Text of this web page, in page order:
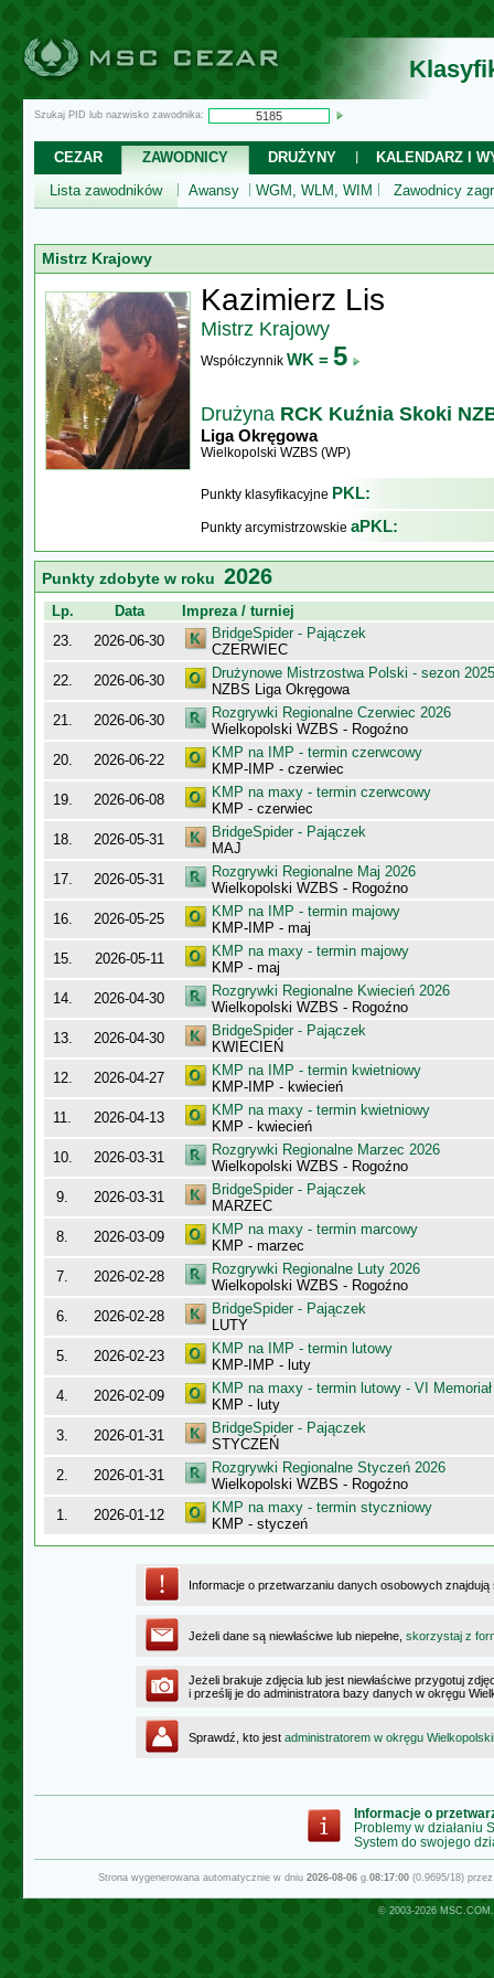
Szukaj PID lub nazwisko zawodnika:
CEZAR ZAWODNICY DRUŻYNY
KALENDARZ I
Lista zawodników
Awansy WGM, WLM, WIM Zawodnicy
Mistrz Krajowy
Kazimierz Lis
Mistrz Krajowy
Współczynnik WK = 5
Drużyna RCK Kuźnia Skoki
Liga Okręgowa
Wielkopolski WZBS (WP)
Punkty klasyfikacyjne PKL:
Punkty arcymistrzowskie aPKL:
Punkty zdobyte w roku 2026
Lp. Data
Impreza / turniej
23.
2026-06-30
BridgeSpider - Pajączek
CZERWIEC
22.
2026-06-30
Drużynowe Mistrzostwa Polski - sezon
NZBS Liga Okręgowa
21.
2026-06-30
Rozgrywki Regionalne Czerwiec 2026
Wielkopolski WZBS - Rogoźno
20.
2026-06-22
KMP na IMP - termin czerwcowy
KMP-IMP - czerwiec
19.
2026-06-08
KMP na maxy - termin czerwcowy
KMP - czerwiec
18.
2026-05-31
BridgeSpider - Pajączek
MAJ
17.
2026-05-31
Rozgrywki Regionalne Maj 2026
Wielkopolski WZBS - Rogoźno
16.
2026-05-25
KMP na IMP - termin majowy
KMP-IMP - maj
15.
2026-05-11
KMP na maxy - termin majowy
KMP - maj
14.
2026-04-30
Rozgrywki Regionalne Kwiecień 2026
Wielkopolski WZBS - Rogoźno
13.
2026-04-30
BridgeSpider - Pajączek
KWIECIEŃ
12.
2026-04-27
KMP na IMP - termin kwietniowy
KMP-IMP - kwiecień
11.
2026-04-13
KMP na maxy - termin kwietniowy
KMP - kwiecień
10.
2026-03-31
Rozgrywki Regionalne Marzec 2026
Wielkopolski WZBS - Rogoźno
9.
2026-03-31
BridgeSpider - Pajączek
MARZEC
8.
2026-03-09
KMP na maxy - termin marcowy
KMP - marzec
7.
2026-02-28
Rozgrywki Regionalne Luty 2026
Wielkopolski WZBS - Rogoźno
6.
2026-02-28
BridgeSpider - Pajączek
LUTY
5.
2026-02-23
KMP na IMP - termin lutowy
KMP-IMP - luty
4.
2026-02-09
KMP na maxy - termin lutowy - VI
KMP - luty
3.
2026-01-31
BridgeSpider - Pajączek
STYCZEŃ
2.
2026-01-31
Rozgrywki Regionalne Styczeń 2026
Wielkopolski WZBS - Rogoźno
1.
2026-01-12
KMP na maxy - termin styczniowy
KMP - styczeń
Informacje o przetwarzaniu danych osobowych
Jeżeli dane są niewłaściwe lub niepełne, skorzystaj z
Jeżeli brakuje zdjęcia lub jest niewłaściwe przygotuj
i prześlij je do administratora bazy danych w okręgu
Sprawdź, kto jest administratorem w okręgu
Informacje o
Problemy w działaniu
System do swojego
Strona wygenerowana automatycznie w dniu 2026-08-06g.08:17:00(0.9695/18)
© 2003-2026